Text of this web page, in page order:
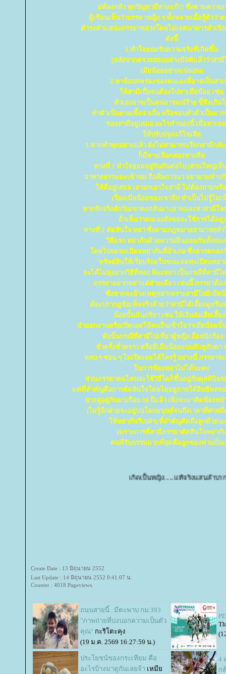
ม่ต้องกลัว ทุกปัญหามีทางแก้!!! ซึ่งตามความ
ผู้เขียนเห็นว่าบรรดาหญิง ๆ ทั้งหลายเมื่อรู้ตัวว่าต
ดำรงตำแหน่งภรรยาหลวงโดยไม่เจตนาควรดำเนิ
ดังนี้
1.ทำใจยอมรับความจริงที่เกิดขึ้น
(หลังจากตรวจสอบอย่างมีสติแล้วว่าสามี
เมียน้อยอย่างแน่นอน)
2.หาข้อบกพร่องของตนเองที่อาจเป็นสา
ห้สามีเบื่อจนต้องไปหาเมียน้อย เช่น
ตัวเองอาจเป็นคนอารมณ์ร้าย ขี้หึงเกิน
ทำตัวเป็นยายเพิ้งน่าเบื่อ หรือชอบทำตัวเป็นมา
ของสามีอยู่เสมอ อะไรทำนองนี้ เมื่อหาเจ
ห้ปรับปรุงแก้ไขเสี
3.หากทำทุกอย่างแล้ว ยังไม่สามารถเรียกสามีกลั
ก็มีทางเลือกสองทางคือ
ทางที่ 1 ทำใจยอมอยู่กินกันต่อไป (ส่วนใหญ่เห็
อาทางธรรมมะเข้าข่ม ถือศีลภาวนา พยายามทำปรั
ห้ดีอยู่เสมอ เอาอกเอาใจสามี ไม่ต้องถามหรื
เรื่องเมียน้อยของเขาอีก ทำเป็นไม่รู้ไม่เ
หากรักจริงสักวันเขาคงกลับมา (อาจมองหาสามีใ
ถ้าเห็นว่าตนเองยังพอจะใช้การได้อยู่)
ทางที่ 2 ตัดสินใจ หย่า ซึ่งตามกฎหมายสามารถทำ
วิธีแรก หย่ากันด้วยความยินยอมกันทั้งสอ
ดยไปจดทะเบียนหย่ากันที่อำเภอ ซึ่งควรตกลง
ทรัพย์สินให้เรียบร้อยในขณะจดทะเบียนหย่า
จะได้ไม่ยุ่งยากวิธีที่สอง ฟ้องหย่า เป็นกรณีที่สามีไ
ภรรยาอยากหย่าแต่ฝ่ายเดียว เช่นนี้ ภรรยาต้อ
ซึ่งหากจะอ้างเหตุหย่าเพราะสามีไปมีเมีย
ต้องปรากฎข้อเท็จจริงด้วยว่าสามีได้เลี้ยงดูหรื
น้อยนั้นฉันภริยา เช่น ให้เงินส่งเสียเลี้ย
นำออกงานหรือเปิดเผยให้คนอื่นเข้าใจว่าเมียน้อยนั้
ดังนั้นกรณีที่สามีไปเที่ยวผู้หญิง อ๊อฟนักร้อง
ชั่วครั้งชั่วคราว หรือมีเมียน้อยแบบลับหูลับตา
หลบ ๆ ซ่อน ๆ ไม่เปิดเผยให้ใครรู้ อย่างนี้ ภรรยาจ
นการฟ้องหย่าไม่ได้นะคะ
ส่วนภรรยาคนไหนจะใช้วิธีใดก็ขึ้นอยู่กับดุลพินิจ
ต่ที่สำคัญคือการตัดสินใจโดยไม่อยู่ภายใต้อิทธิพลข
บางคู่อยู่กันมาเกือบ 30 ปีแล้ว เพิ่งจะมาคิดฟ้องห
(ไม่รู้อีกฝ่ายจะอยู่บนโลกมนุษย์จนถึงเวลาที่ศาล
ห้หย่ากันรึเปล่า) ที่สำคัญคิดถึงลูกด้วยน
เพราะการที่สามีภรรยาตัดสินใจหย่ากั
คนที่รับกรรมมากที่สุดคือลูกของท่านนั่นเ
เกิดเป็นหญิง......แท้จริงแสนลำบาก
Create Date : 13 มิถุนายน 2552
Last Update : 14 มิถุนายน 2552 0:41:07 น.
Counter : 4018 Pageviews.
ถนนสายนี้...มีตะพาบ กม.393
"ภาพถ่ายที่บ่งบอกความเป็นตัว
คุณ" กะริโตะคุง
(19 ม.ค. 2569 16:27:59 น.)
ประโยชน์ของกระเทียม คือ
อะไรบ้างมาดูกันเลยจ้า เหมี
4
ก